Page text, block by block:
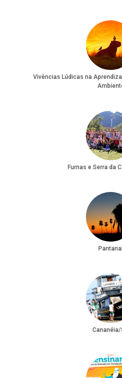
Vivências Lúdicas na
Furnas e Serra da
Pantanal
Cananéia/